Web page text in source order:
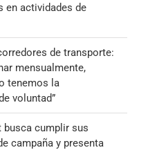
en actividades de
de transporte:
mensualmente,
tenemos la
voluntad”
busca cumplir sus
campaña y presenta